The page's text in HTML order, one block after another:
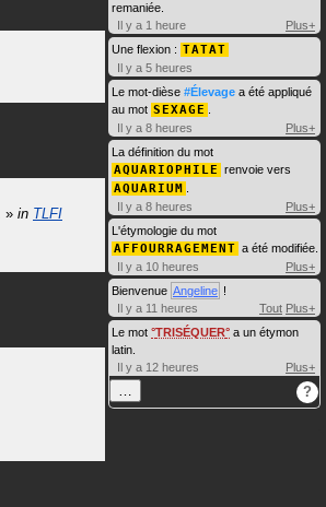
» in TLFI
remaniée.
Il y a 1 heure
Plus+
Une flexion : TATAT
Il y a 5 heures
Le mot-dièse #Élevage a été appliqué
au mot SEXAGE
Il y a 8 heures
Plus+
La définition du mot
AQUARIOPHILE renvoie vers
AQUARIUM
Il y a 8 heures
Plus+
L'étymologie du mot
AFFOURRAGEMENT a été modifiée.
Il y a 10 heures
Plus+
Bienvenue Angeline !
Il y a 11 heures
Tout Plus+
Le mot TRISÉQUER a un étymon
latin.
Il y a 12 heures
Plus+
… ?